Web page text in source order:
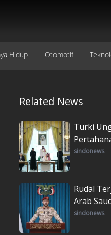
Hidup Otomotif
Related News
Turki
sindonews
Rudal
Arab
sindonews